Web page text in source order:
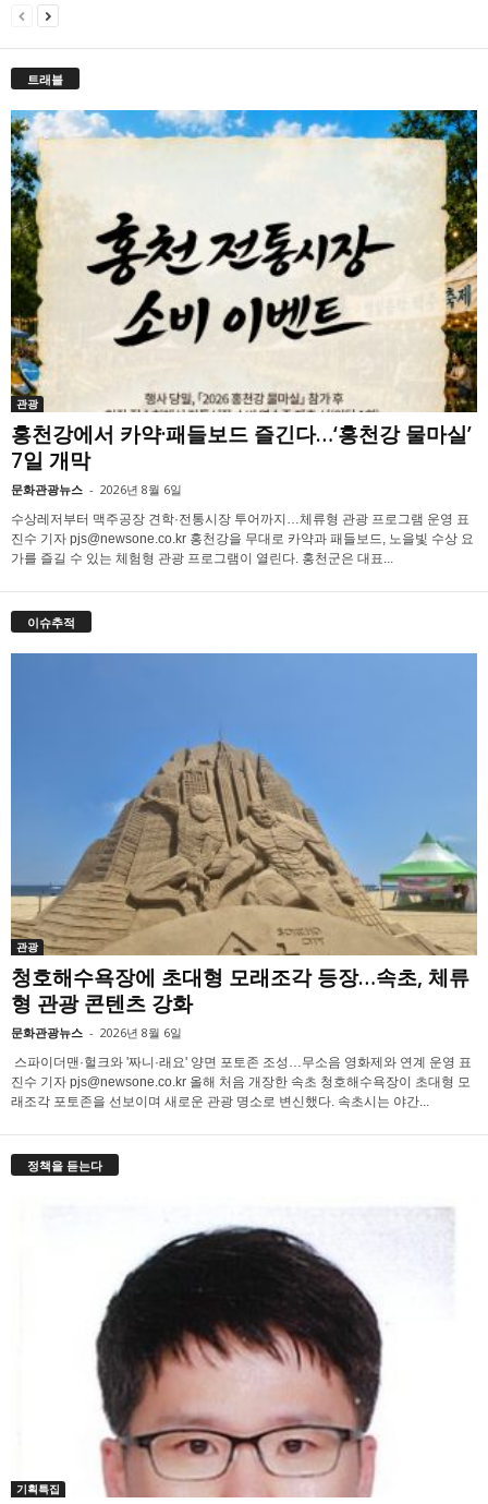
트래블
관광
홍천강에서 카약·패들보드 즐긴다…‘홍천강 물마실’
7일 개막
문화관광뉴스 - 2026년 8월 6일
수상레저부터 맥주공장 견학·전통시장 투어까지…체류형 관광 프로그램 운영 표
진수 기자 pjs@newsone.co.kr 홍천강을 무대로 카약과 패들보드, 노을빛 수상 요
가를 즐길 수 있는 체험형 관광 프로그램이 열린다. 홍천군은 대표...
이슈추적
관광
청호해수욕장에 초대형 모래조각 등장…속초, 체류
형 관광 콘텐츠 강화
문화관광뉴스 - 2026년 8월 6일
스파이더맨·헐크와 '짜니·래요' 양면 포토존 조성…무소음 영화제와 연계 운영 표
진수 기자 pjs@newsone.co.kr 올해 처음 개장한 속초 청호해수욕장이 초대형 모
래조각 포토존을 선보이며 새로운 관광 명소로 변신했다. 속초시는 야간...
정책을 듣는다
기획특집